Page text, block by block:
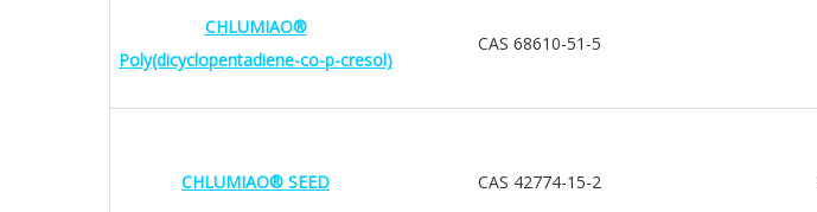
CHLUMIAO®
Poly(dicyclopentadiene-co-p-cresol)
CAS 68610-51-5
CHLUMIAO® SEED CAS 42774-15-2